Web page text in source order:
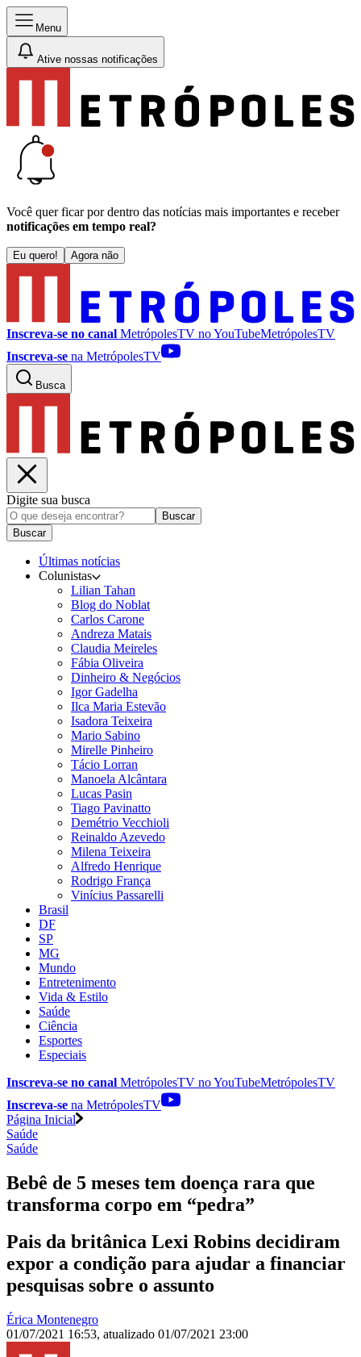
Menu
Ative nossas notificações
Você quer ficar por dentro das notícias mais importantes e receber
notificações em tempo real?
Eu quero! Agora não
Inscreva-se no canal MetrópolesTV noYouTubeMetrópolesTV
Inscreva-se na MetrópolesTV
Busca
Digite sua busca
Buscar
Buscar
Últimas notícias
Colunistas
Lilian Tahan
Blog do Noblat
Carlos Carone
Andreza Matais
Claudia Meireles
Fábia Oliveira
Dinheiro & Negócios
Igor Gadelha
Ilca Maria Estevão
Isadora Teixeira
Mario Sabino
Mirelle Pinheiro
Tácio Lorran
Manoela Alcântara
Lucas Pasin
Tiago Pavinatto
Demétrio Vecchioli
Reinaldo Azevedo
Milena Teixeira
Alfredo Henrique
Rodrigo França
Vinícius Passarelli
Brasil
DF
SP
MG
Mundo
Entretenimento
Vida & Estilo
Saúde
Ciência
Esportes
Especiais
Inscreva-se no canal MetrópolesTV noYouTubeMetrópolesTV
Inscreva-se na MetrópolesTV
Página Inicial
Saúde
Saúde
Bebê de 5 meses tem doença rara que
transforma corpo em “pedra”
Pais da britânica Lexi Robins decidiram
expor a condição para ajudar a financiar
pesquisas sobre o assunto
Érica Montenegro
01/07/2021 16:53, atualizado 01/07/2021 23:00